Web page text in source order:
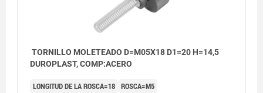
TORNILLO MOLETEADO D=M05X18 D1=20 H=14,5
DUROPLAST, COMP:ACERO
LONGITUD DE LA ROSCA=18 ROSCA=M5